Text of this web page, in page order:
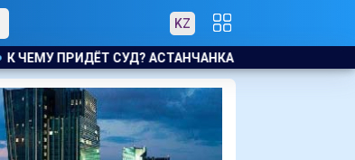
KZ
ТРЕБУЕТ КОМПЕНСАЦИЮ ЗА УТОНУВШУЮ ВО